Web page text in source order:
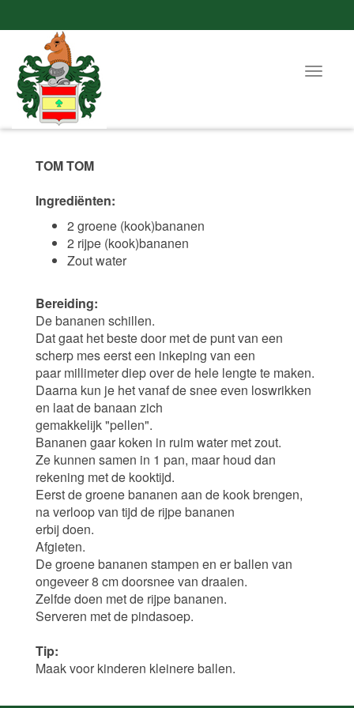
Toggle
TOM TOM
Ingrediënten:
2 groene (kook)bananen
2 rijpe (kook)bananen
Zout water
Bereiding:
De bananen schillen.
Dat gaat het beste door met de punt van een
scherp mes eerst een inkeping van een
paar millimeter diep over de hele lengte te maken.
Daarna kun je het vanaf de snee even loswrikken
en laat de banaan zich
gemakkelijk "pellen".
Bananen gaar koken in ruim water met zout.
Ze kunnen samen in 1 pan, maar houd dan
rekening met de kooktijd.
Eerst de groene bananen aan de kook brengen,
na verloop van tijd de rijpe bananen
erbij doen.
Afgieten.
De groene bananen stampen en er ballen van
ongeveer 8 cm doorsnee van draaien.
Zelfde doen met de rijpe bananen.
Serveren met de pindasoep.
Tip:
Maak voor kinderen kleinere ballen.